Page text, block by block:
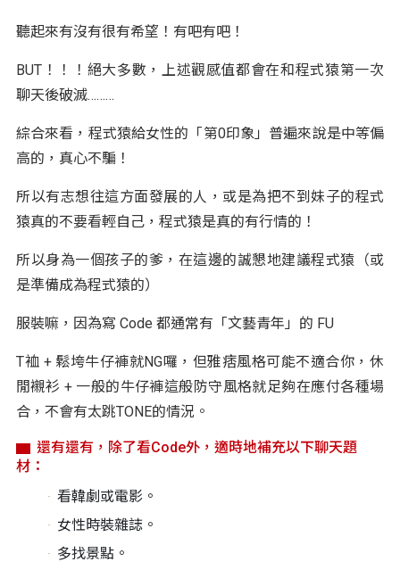
聽起來有沒有很有希望！有吧有吧！
BUT！！！絕大多數，上述觀感值都會在和程式猿第一次
聊天後破滅………
綜合來看，程式猿給女性的「第0印象」普遍來說是中等偏
高的，真心不騙！
所以有志想往這方面發展的人，或是為把不到妹子的程式
猿真的不要看輕自己，程式猿是真的有行情的！
所以身為一個孩子的爹，在這邊的誠懇地建議程式猿（或
是準備成為程式猿的）
服裝嘛，因為寫 Code 都通常有「文藝青年」的 FU
T裇 + 鬆垮牛仔褲就NG囉，但雅痞風格可能不適合你，休
閒襯衫 + 一般的牛仔褲這般防守風格就足夠在應付各種場
合，不會有太跳TONE的情況。
還有還有，除了看Code外，適時地補充以下聊天題
材：
看韓劇或電影。
女性時裝雜誌。
多找景點。